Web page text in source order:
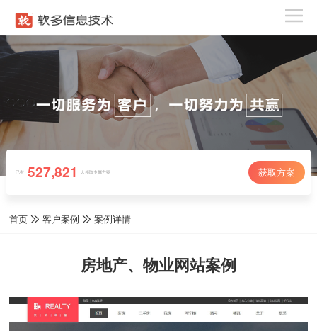
已有 527,821 人领取专属方案 获取方案
首页 客户案例 案例详情
房地产、物业网站案例